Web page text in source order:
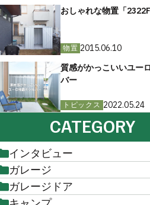
おしゃれな物置「
物置 2015.06.10
質感がかっこいいユー
バー
トピックス 2022.05.24
CATEGORY
インタビュー
ガレージ
ガレージドア